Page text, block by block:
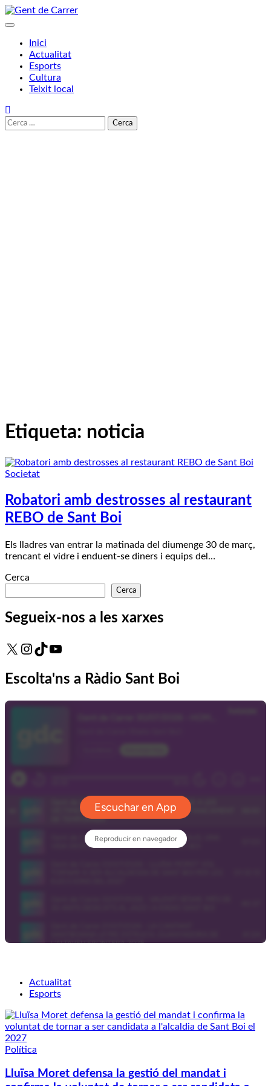
Skip
to
Inici
Actualitat
Esports
Cultura
Teixit local
Cerca:
Etiqueta: noticia
Societat
Robatori amb destrosses al restaurant
REBO de Sant Boi
Els lladres van entrar la matinada del diumenge 30 de març,
trencant el vidre i enduent-se diners i equips del…
Cerca
Cerca
Segueix-nos a les xarxes
X Instagram
TikTokYouTube
Escolta'ns a Ràdio Sant Boi
Actualitat
Esports
Política
Lluïsa Moret defensa la gestió del mandat i